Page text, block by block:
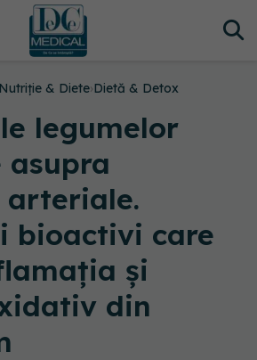
Nutriție & Diete›Dietă & Detox
legumelor
asupra
bioactivi care
și
din